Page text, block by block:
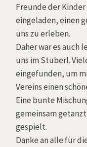
Freunde der
eingeladen, einen
uns zu erleben.
Daher war es auch
uns im Stüberl.
eingefunden, um
Vereins einen
Eine bunte
gemeinsam
gespielt.
Danke an alle für